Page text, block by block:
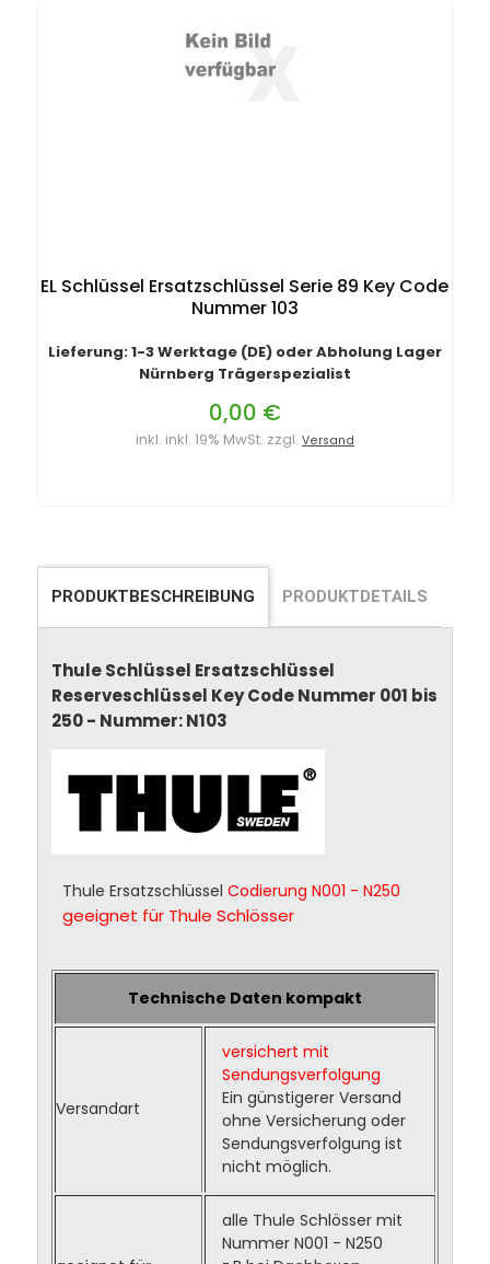
EL Schlüssel Ersatzschlüssel Serie 89 Key Code
Nummer 103
Lieferung: 1-3 Werktage (DE) oder Abholung Lager
Nürnberg Trägerspezialist
0,00 €
inkl. inkl. 19% MwSt. zzgl. Versand
PRODUKTBESCHREIBUNG PRODUKTDETAILS
Thule Schlüssel Ersatzschlüssel
Reserveschlüssel Key Code Nummer 001 bis
250 - Nummer: N103
Thule Ersatzschlüssel Codierung N001 - N250
geeignet für Thule Schlösser
Technische Daten kompakt
Versandart
versichert mit
Sendungsverfolgung
Ein günstigerer Versand
ohne Versicherung oder
Sendungsverfolgung ist
nicht möglich.
alle Thule Schlösser mit
Nummer N001 - N250